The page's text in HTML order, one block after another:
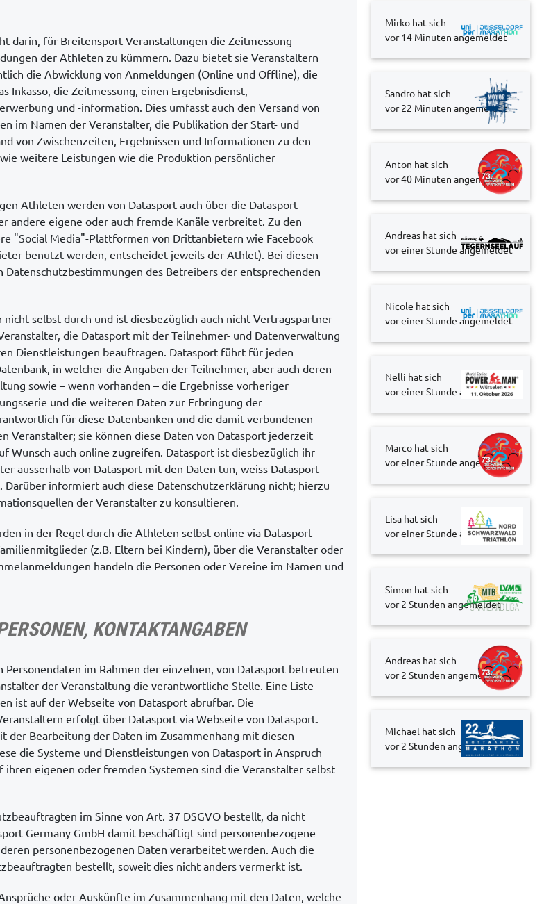
darin, für Breitensport Veranstaltungen die Zeitmessung
der Athleten zu kümmern. Dazu bietet sie Veranstaltern
die Abwicklung von Anmeldungen (Online und Offline), die
Inkasso, die Zeitmessung, einen Ergebnisdienst,
und -information. Dies umfasst auch den Versand von
im Namen der Veranstalter, die Publikation der Start- und
von Zwischenzeiten, Ergebnissen und Informationen zu den
weitere Leistungen wie die Produktion persönlicher
Athleten werden von Datasport auch über die Datasport-
andere eigene oder auch fremde Kanäle verbreitet. Zu den
"Social Media"-Plattformen von Drittanbietern wie Facebook
benutzt werden, entscheidet jeweils der Athlet). Bei diesen
des Betreibers der entsprechenden
selbst durch und ist diesbezüglich auch nicht Vertragspartner
die Datasport mit der Teilnehmer- und Datenverwaltung
Dienstleistungen beauftragen. Datasport führt für jeden
in welcher die Angaben der Teilnehmer, aber auch deren
sowie – wenn vorhanden – die Ergebnisse vorheriger
und die weiteren Daten zur Erbringung der
für diese Datenbanken und die damit verbundenen
Veranstalter; sie können diese Daten von Datasport jederzeit
Wunsch auch online zugreifen. Datasport ist diesbezüglich ihr
ausserhalb von Datasport mit den Daten tun, weiss Datasport
informiert auch diese Datenschutzerklärung nicht; hierzu
der Veranstalter zu konsultieren.
in der Regel durch die Athleten selbst online via Datasport
(z.B. Eltern bei Kindern), über die Veranstalter oder
handeln die Personen oder Vereine im Namen und
KONTAKTANGABEN
Personendaten im Rahmen der einzelnen, von Datasport betreuten
der Veranstaltung die verantwortliche Stelle. Eine Liste
ist auf der Webseite von Datasport abrufbar. Die
erfolgt über Datasport via Webseite von Datasport.
der Bearbeitung der Daten im Zusammenhang mit diesen
die Systeme und Dienstleistungen von Datasport in Anspruch
eigenen oder fremden Systemen sind die Veranstalter selbst
im Sinne von Art. 37 DSGVO bestellt, da nicht
Germany GmbH damit beschäftigt sind personenbezogene
personenbezogenen Daten verarbeitet werden. Auch die
bestellt, soweit dies nicht anders vermerkt ist.
oder Auskünfte im Zusammenhang mit den Daten, welche
Mirko hat sich
vor 15 Minuten angemeldet
Sandro hat sich
vor 22 Minuten angemeldet
Anton hat sich
vor 40 Minuten angemeldet
Andreas hat sich
vor einer Stunde angemeldet
Nicole hat sich
vor einer Stunde angemeldet
Nelli hat sich
vor einer Stunde angemeldet
Marco hat sich
vor einer Stunde angemeldet
Lisa hat sich
vor einer Stunde angemeldet
Simon hat sich
vor 2 Stunden angemeldet
Andreas hat sich
vor 2 Stunden angemeldet
Michael hat sich
vor 2 Stunden angemeldet